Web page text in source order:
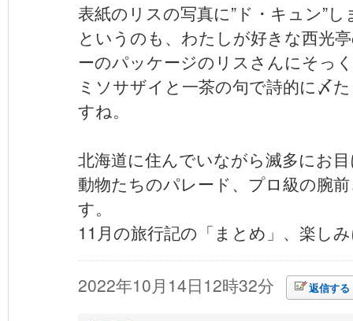
表紙のリスの写真に”ド・キュン”し
というのも、わたしが好きな西光
ーのパッケージのリスさんにそっ
ミソサザイと一茶の句で詩的に〆
すね。
北海道に住んでいながら滅多にお
動物たちのパレード、プロ級の腕
す。
11月の旅行記の「まとめ」、楽し
2022年10月14日12時32分 返信する